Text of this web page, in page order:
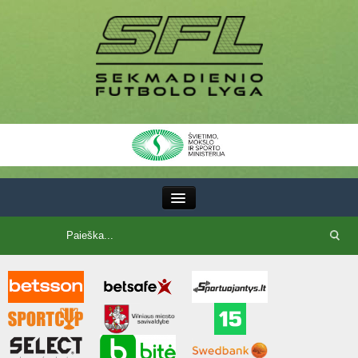
SFL taurė
7x7 CUP